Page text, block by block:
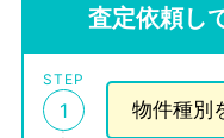
査定依頼し
STEP
1